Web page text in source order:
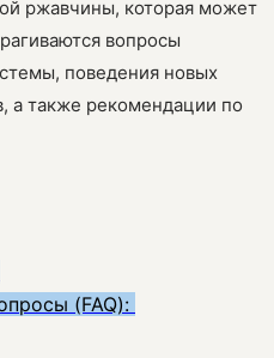
ржавчины, которая может
вопросы
поведения новых
а также рекомендации по
(FAQ):